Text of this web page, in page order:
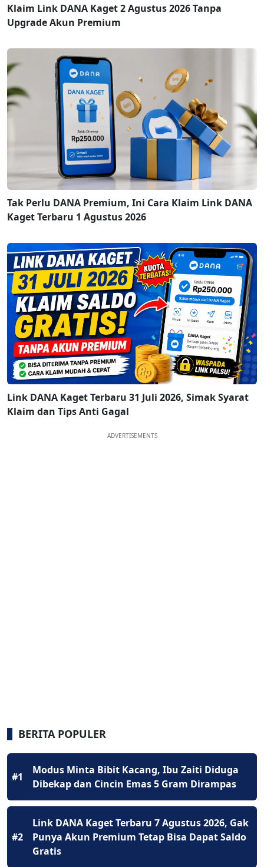
Klaim Link DANA Kaget 2 Agustus 2026 Tanpa
Upgrade Akun Premium
Tak Perlu DANA Premium, Ini Cara Klaim Link DANA
Kaget Terbaru 1 Agustus 2026
Link DANA Kaget Terbaru 31 Juli 2026, Simak Syarat
Klaim dan Tips Anti Gagal
ADVERTISEMENTS
BERITA POPULER
#1
Modus Minta Bibit Kacang, Ibu Zaiti Diduga
Dibekap dan Cincin Emas 5 Gram Dirampas
#2
Link DANA Kaget Terbaru 7 Agustus 2026, Gak
Punya Akun Premium Tetap Bisa Dapat Saldo
Gratis